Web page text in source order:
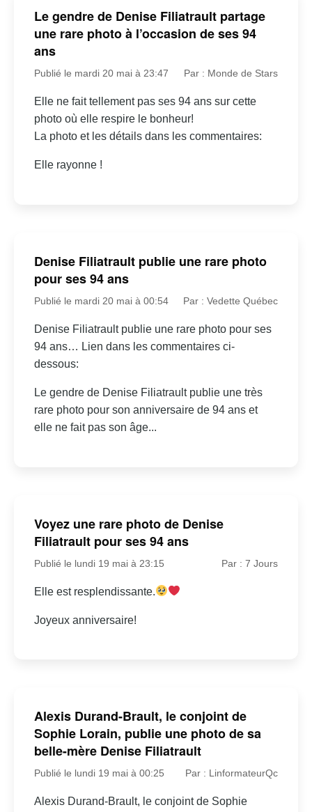
Le gendre de Denise Filiatrault partage
une rare photo à l’occasion de ses 94
ans
Publié le mardi 20 mai à 23:47 Par : Monde de Stars
Elle ne fait tellement pas ses 94 ans sur cette
photo où elle respire le bonheur!
La photo et les détails dans les commentaires:
Elle rayonne !
Denise Filiatrault publie une rare photo
pour ses 94 ans
Publié le mardi 20 mai à 00:54 Par : Vedette Québec
Denise Filiatrault publie une rare photo pour ses
94 ans… Lien dans les commentaires ci-
dessous:
Le gendre de Denise Filiatrault publie une très
rare photo pour son anniversaire de 94 ans et
elle ne fait pas son âge...
Voyez une rare photo de Denise
Filiatrault pour ses 94 ans
Publié le lundi 19 mai à 23:15 Par : 7 Jours
Elle est resplendissante.
Joyeux anniversaire!
Alexis Durand-Brault, le conjoint de
Sophie Lorain, publie une photo de sa
belle-mère Denise Filiatrault
Publié le lundi 19 mai à 00:25 Par : LinformateurQc
Alexis Durand-Brault, le conjoint de Sophie